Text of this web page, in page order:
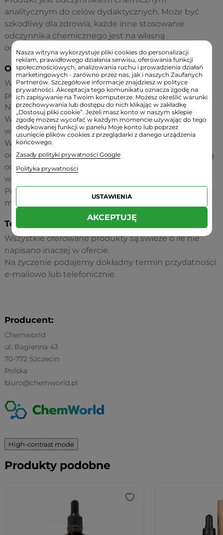
analitycznym do celów dydaktycznych. Może być
szkodliwy dla zdrowia, każde inne stosowanie
odczynnika chemicznego jest na własną
odpowiedzialność.
Ostrzeżenia:
W razie połknięcia nie wywoływać wymiotów,
przepłukać usta wodą.
Natychmiast wezwać pomoc medyczną.
W razie kontaktu z oczami płukać je dużą ilością
wody, niezwłocznie skontaktować się z okulistą.
W razie kontaktu ze skórą zdjąć zanieczyszczoną
odzież, skórę zmyć dokładnie wodą. Zanieczyszczoną
odzież natychmiast zanurzyć w wodzie i starannie
wypłukać.
Przechowywać w suchym, ciemnym i chłodnym
miejscu, niedostępnym dla małych dzieci.
Termin przydatności:
Wszystkie oferowane produkty są świeże o ile nie
napisano inaczej w ofercie.
Na życzenie podajemy dokładny termin przydatności
e-mailowo lub telefonicznie.
Producent:
Chemworld
ul. Bagienna 43
70-772 Szczecin
Polska
biuro@chemworld.pl
High-contrast mode
Produkty podobne
Nasza witryna wykorzystuje pliki cookies do personalizacji
reklam, prawidłowego działania serwisu, oferowania funkcji
społecznościowych, analizowania ruchu i prowadzienia działań
marketingowych - zarówno przez nas, jak i naszych Zaufanych
Partnerów. Szczegółowe informacje znajdziesz w polityce
prywatności. Akceptacja tego komunikatu oznacza zgodę na
ich zapisywanie na Twoim komputerze. Możesz określić warunki
przechowywania lub dostępu do nich klikając w zakładkę
„Dostosuj pliki cookie”. Jeżeli masz konto w naszym sklepie
zgodę możesz wycofać w każdym momencie używając do tego
dedykowanej funkcji w panelu Moje konto lub poprzez
usunięcie plików cookies z przeglądarki z danego urządzenia
końcowego.
Zasady polityki prywatności Google
Polityka prywatności
USTAWIENIA
AKCEPTUJĘ